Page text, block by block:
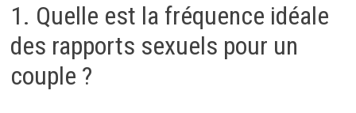
1. Quelle est la fréquence idéale
des rapports sexuels pour un
couple ?